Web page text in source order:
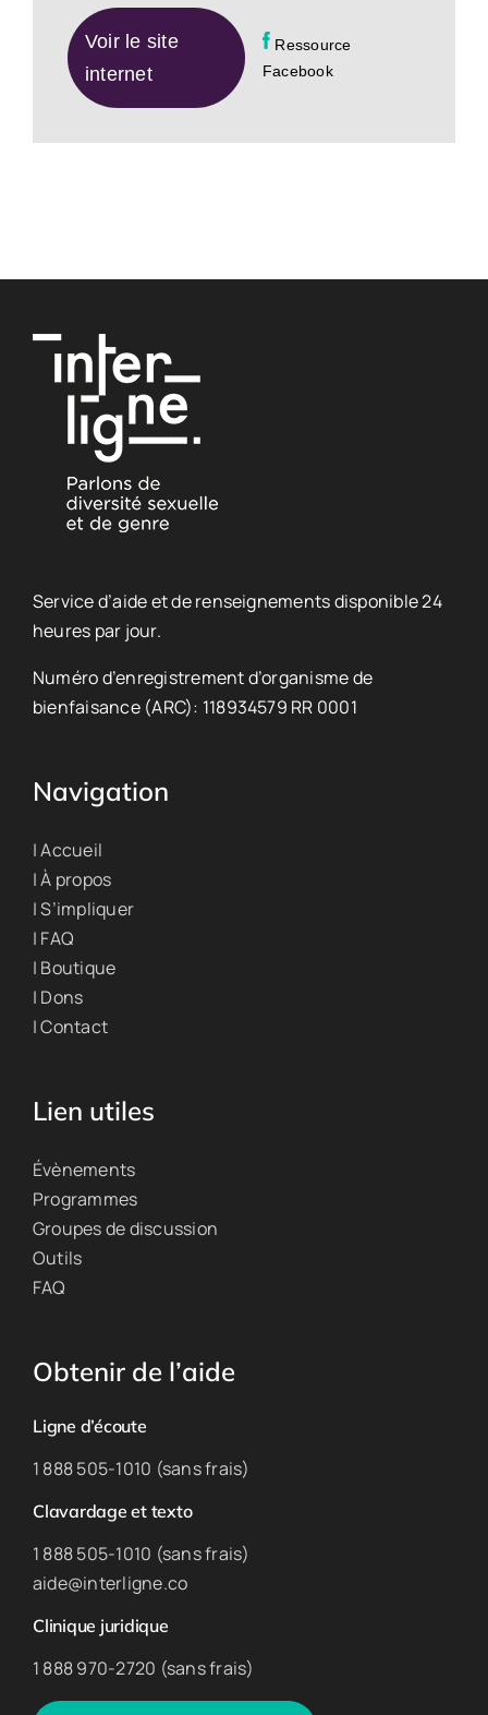
Voir le site
internet
Ressource
Facebook
Service d’aide et de renseignements disponible 24
heures par jour.
Numéro d’enregistrement d’organisme de
bienfaisance (ARC): 118934579 RR 0001
Navigation
| Accueil
| À propos
| S’impliquer
| FAQ
| Boutique
| Dons
| Contact
Lien utiles
Évènements
Programmes
Groupes de discussion
Outils
FAQ
Obtenir de l’aide
Ligne d’écoute
1 888 505-1010 (sans frais)
Clavardage et texto
1 888 505-1010 (sans frais)
aide@interligne.co
Clinique juridique
1 888 970-2720 (sans frais)